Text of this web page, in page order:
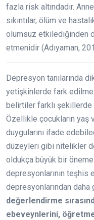
fazla risk altındadır.
sıkıntılar, ölüm ve
olumsuz etkilediğinden
etmenidir (Adıyaman,
Depresyon tanılarında
yetişkinlerde fark
belirtiler farklı
Özellikle çocukların
duygularını ifade
düzeyleri gibi nitelikler
oldukça büyük bir
depresyonlarının
depresyonlarından
değerlendirme
ebeveynlerini,